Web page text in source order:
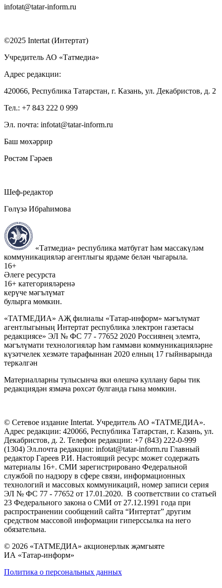
infotat@tatar-inform.ru
©2025 Intertat (Интертат)
Учредитель АО «Татмедиа»
Адрес редакции:
420066, Республика Татарстан, г. Казань, ул. Декабристов, д. 2
Тел.: +7 843 222 0 999
Эл. почта: infotat@tatar-inform.ru
Баш мөхәррир
Рөстәм Гәрәев
Шеф-редактор
Гөлүзә Ибраһимова
«Татмедиа» республика матбугат һәм массакүләм
коммуникацияләр агентлыгы ярдәме белән чыгарыла.
16+
Әлеге ресурста
16+ категорияләренә
керүче мәгълүмат
булырга мөмкин.
«ТАТМЕДИА» АҖ филиалы «Татар-информ» мәгълүмат
агентлыгының Интертат республика электрон газетасы
редакциясе» ЭЛ № ФС 77 - 77652 2020 Россиянең элемтә,
мәгълүмати технологияләр һәм гаммәви коммуникацияләрне
күзәтчелек хезмәте тарафыннан 2020 елның 17 гыйнварында
теркәлгән
Материалларны тулысынча яки өлешчә куллану бары тик
редакциядән язмача рөхсәт булганда гына мөмкин.
© Сетевое издание Intertat. Учредитель АО «ТАТМЕДИА».
Адрес редакции: 420066, Республика Татарстан, г. Казань, ул.
Декабристов, д. 2. Телефон редакции: +7 (843) 222-0-999
(1304) Эл.почта редакции: infotat@tatar-inform.ru Главный
редактор Гареев Р.И. Настоящий ресурс может содержать
материалы 16+. СМИ зарегистрировано Федеральной
службой по надзору в сфере связи, информационных
технологий и массовых коммуникаций, номер записи серия
ЭЛ № ФС 77 - 77652 от 17.01.2020. В соответствии со статьей
23 Федерального закона о СМИ от 27.12.1991 года при
распространении сообщений сайта “Интертат” другим
средством массовой информации гиперссылка на него
обязательна.
© 2026 «ТАТМЕДИА» акционерлык җәмгыяте
ИА «Татар-информ»
Политика о персональных данных